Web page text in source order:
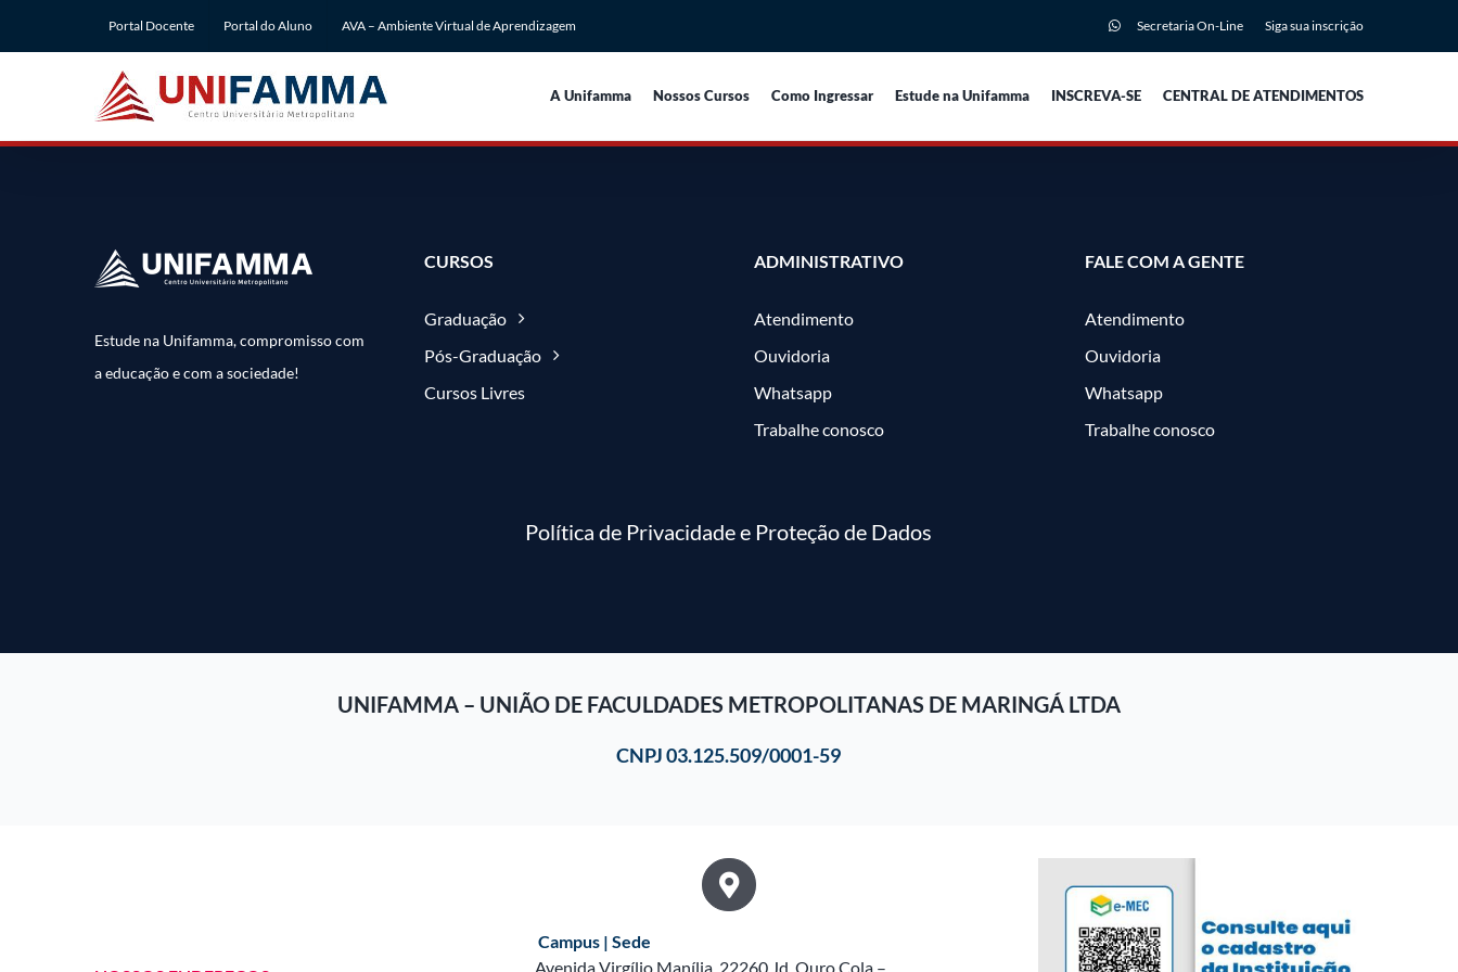
Portal Docente Portal do Aluno AVA – Ambiente Virtual de Aprendizagem Secretaria On-Line Siga sua inscrição
A Unifamma Nossos Cursos Como Ingressar Estude na Unifamma INSCREVA-SE CENTRAL DE ATENDIMENTOS
Estude na Unifamma, compromisso com
a educação e com a sociedade!
CURSOS
Graduação
Pós-Graduação
Cursos Livres
ADMINISTRATIVO
Atendimento
Ouvidoria
Whatsapp
Trabalhe conosco
FALE COM A GENTE
Atendimento
Ouvidoria
Whatsapp
Trabalhe conosco
Política de Privacidade e Proteção de Dados
UNIFAMMA – UNIÃO DE FACULDADES METROPOLITANAS DE MARINGÁ LTDA
CNPJ 03.125.509/0001-59
Campus | Sede
Avenida Virgílio Manília, 22260 Jd. Ouro Cola –